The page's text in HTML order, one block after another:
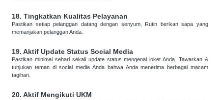
18. Tingkatkan Kualitas Pelayanan
Pastikan setiap pelanggan datang dengan senyum, Rutin berikan sapa yang
memanjakan pelanggan Anda.
19. Aktif Update Status Social Media
Pastikan minimal sehari sekali update status mengenai loket Anda. Tawarkan &
tunjukan teman di social media Anda bahwa Anda menerima berbagai macam
tagihan.
20. Aktif Mengikuti UKM